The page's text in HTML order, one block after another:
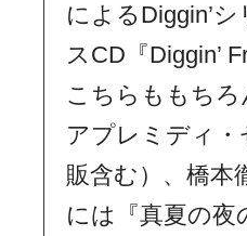
によるDiggin’
スCD『Diggin’
こちらももち
アプレミディ
販含む）、橋本
には『真夏の夜